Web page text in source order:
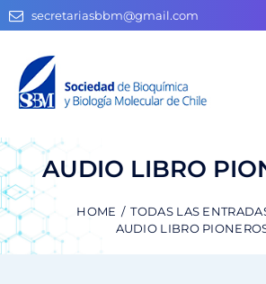
secretariasbbm@gmail.com
AUDIO LIBRO
HOME TODAS LAS
AUDIO LIBRO